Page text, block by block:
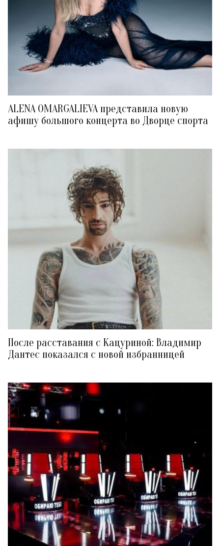
ALENA OMARGALIEVA представила новую
афишу большого концерта во Дворце спорта
После расставания с Кацуриной: Владимир
Дантес показался с новой избранницей